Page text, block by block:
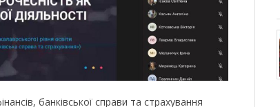
банківської справи та страхування